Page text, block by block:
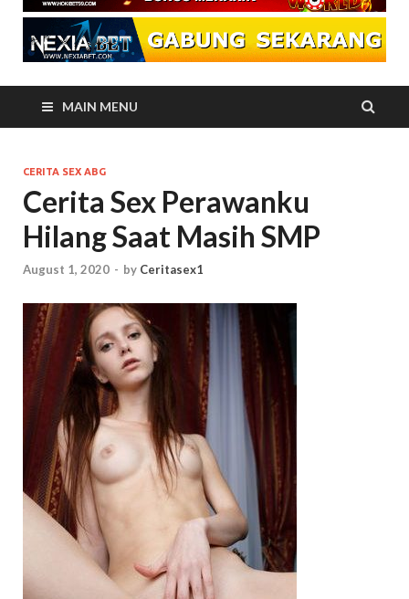
MAIN MENU
CERITA SEX ABG
Cerita Sex Perawanku
Hilang Saat Masih SMP
August 1, 2020 - by Ceritasex1